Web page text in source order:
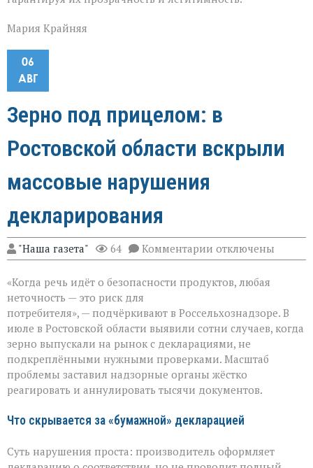
Мария Крайняя
06
АВГ
Зерно под прицелом: в
Ростовской области вскрыли
массовые нарушения
декларирования
"Наша газета" 64 Комментарии к
записи
под
Ростовской
области
вскрыли
массовые
нарушения
декларирования
отключены
«Когда речь идёт о безопасности продуктов, любая
неточность — это риск для
потребителя», — подчёркивают в Россельхознадзоре. В
июле в Ростовской области выявили сотни случаев, когда
зерно выпускали на рынок с декларациями, не
подкреплёнными нужными проверками. Масштаб
проблемы заставил надзорные органы жёстко
реагировать и аннулировать тысячи документов.
Что скрывается за «бумажной» декларацией
Суть нарушения проста: производитель оформляет